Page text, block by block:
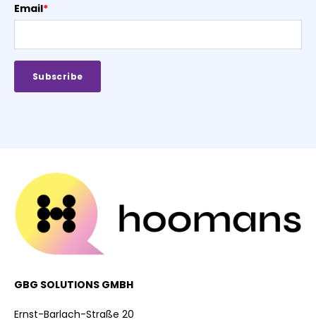
Email*
GBG SOLUTIONS GMBH
Ernst-Barlach-Straße 20